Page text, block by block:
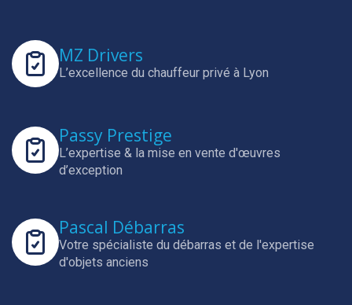
MZ Drivers
L’excellence du chauffeur privé à Lyon
Passy Prestige
L’expertise & la mise en vente d'œuvres
d’exception
Pascal Débarras
Votre spécialiste du débarras et de l'expertise
d'objets anciens